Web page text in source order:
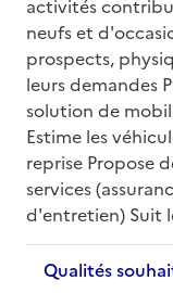
activités
neufs et
prospects,
leurs demandes
solution de
Estime les
reprise Propose
services
d'entretien) Suit
Qualités